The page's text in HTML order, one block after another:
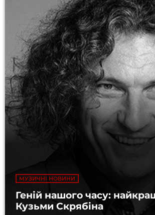
МУЗИЧНІ НОВИНИ
Геній нашого часу:
Кузьми Скрябіна